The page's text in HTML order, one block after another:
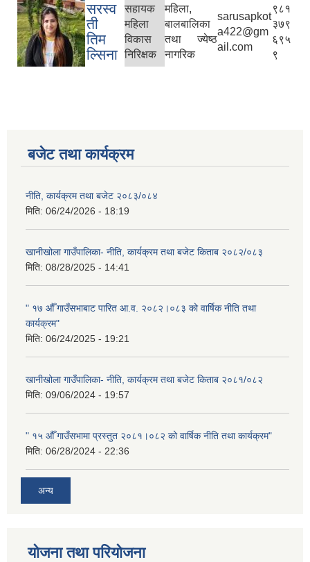
सरस्व
ती
तिम
ल्सिना
सहायक
महिला
विकास
निरिक्षक
महिला,
बालबालिका
तथा ज्येष्ठ
नागरिक
sarusapkot
a422@gm
ail.com
९८१
३७९
६९५
९
बजेट तथा कार्यक्रम
नीति, कार्यक्रम तथा बजेट २०८३/०८४
मिति: 06/24/2026 - 18:19
खानीखोला गाउँपालिका- नीति, कार्यक्रम तथा बजेट किताब २०८२/०८३
मिति: 08/28/2025 - 14:41
" १७ औँ गाउँसभाबाट पारित आ.व. २०८२।०८३ को वार्षिक नीति तथा
कार्यक्रम"
मिति: 06/24/2025 - 19:21
खानीखोला गाउँपालिका- नीति, कार्यक्रम तथा बजेट किताब २०८१/०८२
मिति: 09/06/2024 - 19:57
" १५ औँ गाउँसभामा प्रस्तुत २०८१।०८२ को वार्षिक नीति तथा कार्यक्रम"
मिति: 06/28/2024 - 22:36
अन्य
योजना तथा परियोजना